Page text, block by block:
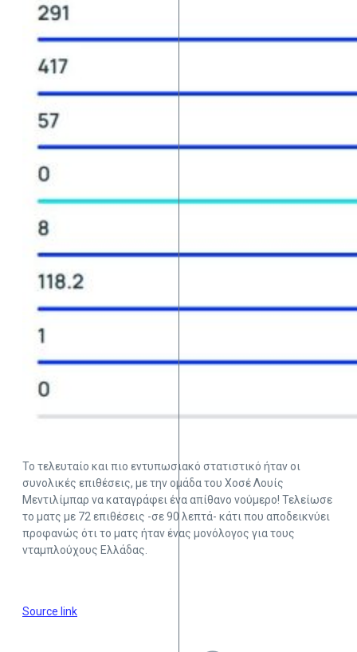
Το τελευταίο και πιο εντυπωσιακό στατιστικό ήταν οι
συνολικές επιθέσεις, με την ομάδα του Χοσέ Λουίς
Μεντιλίμπαρ να καταγράφει ένα απίθανο νούμερο! Τελείωσε
το ματς με 72 επιθέσεις -σε 90 λεπτά- κάτι που αποδεικνύει
προφανώς ότι το ματς ήταν ένας μονόλογος για τους
νταμπλούχους Ελλάδας.
Source link